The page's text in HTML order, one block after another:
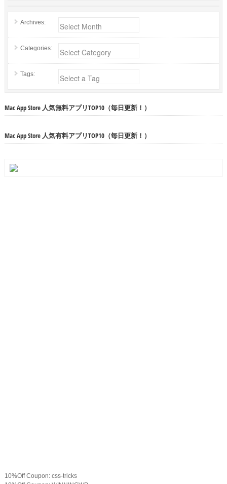
Archives:
Categories:
Tags:
Mac App Store 人気無料アプリTOP10（毎日更新！）
Mac App Store 人気有料アプリTOP10（毎日更新！）
10%Off Coupon: css-tricks